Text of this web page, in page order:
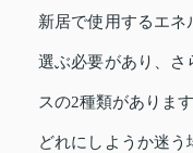
新居で使用するエネ
選ぶ必要があり、さ
スの2種類があります
どれにしようか迷